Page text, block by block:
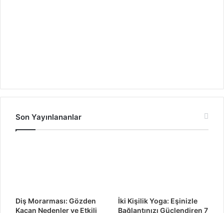
Son Yayınlananlar
Diş Morarması: Gözden
Kaçan Nedenler ve Etkili
İki Kişilik Yoga: Eşinizle
Bağlantınızı Güçlendiren 7